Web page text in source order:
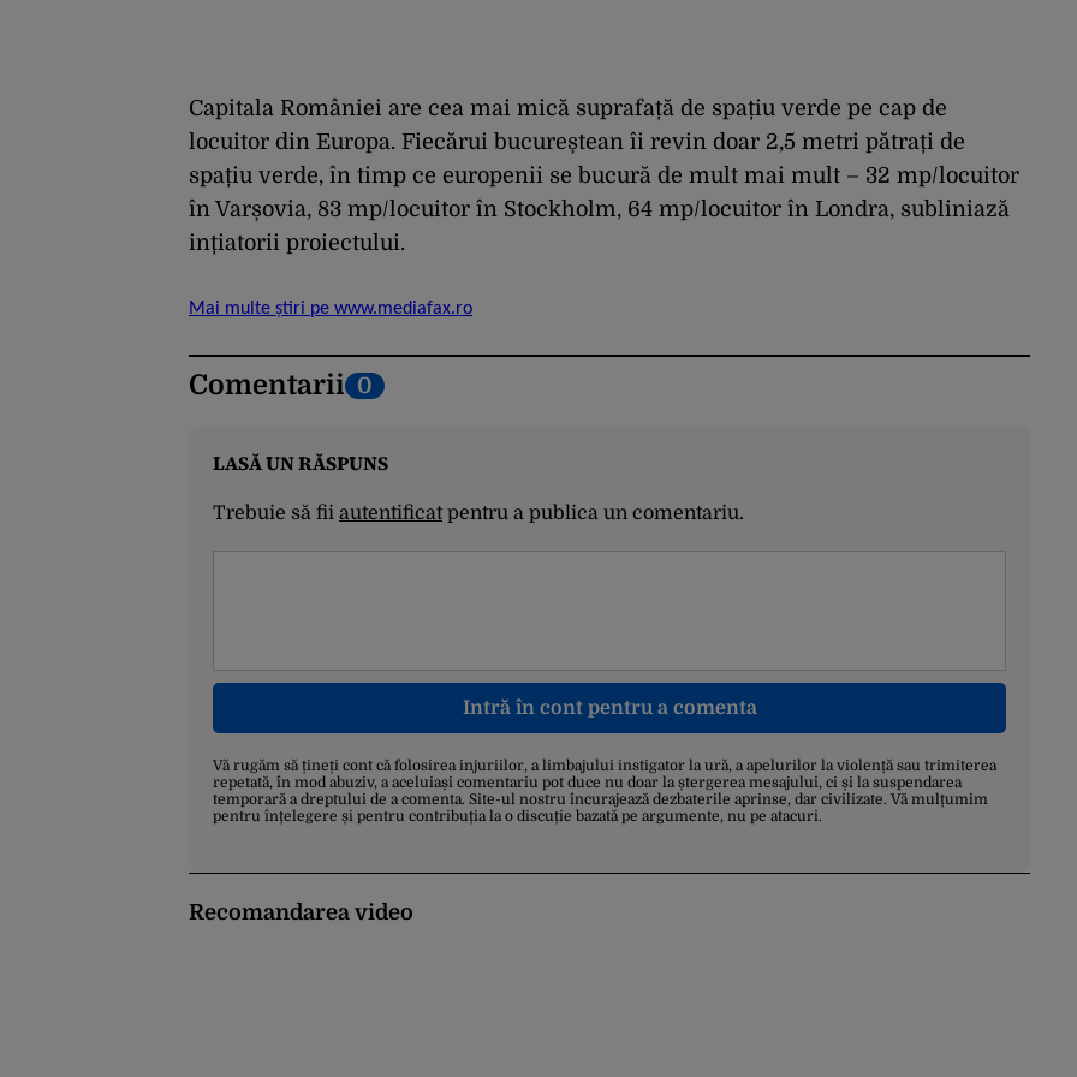
Capitala României are cea mai mică suprafață de spațiu verde pe cap de
locuitor din Europa. Fiecărui bucureștean îi revin doar 2,5 metri pătrați de
spațiu verde, în timp ce europenii se bucură de mult mai mult – 32 mp/locuitor
în Varșovia, 83 mp/locuitor în Stockholm, 64 mp/locuitor în Londra, subliniază
ințiatorii proiectului.
Mai multe știri pe www.mediafax.ro
Comentarii 0
LASĂ UN RĂSPUNS
Trebuie să fii autentificatpentru a publica un comentariu.
Intră în cont pentru a comenta
Vă rugăm să țineți cont că folosirea injuriilor, a limbajului instigator la ură, a apelurilor la violență sau trimiterea
repetată, în mod abuziv, a aceluiași comentariu pot duce nu doar la ștergerea mesajului, ci și la suspendarea
temporară a dreptului de a comenta. Site-ul nostru încurajează dezbaterile aprinse, dar civilizate. Vă mulțumim
pentru înțelegere și pentru contribuția la o discuție bazată pe argumente, nu pe atacuri.
Recomandarea video